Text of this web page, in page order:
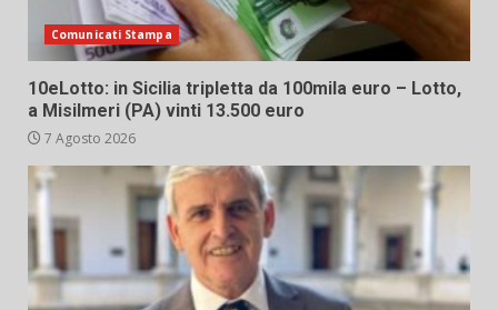
Comunicati Stampa
10eLotto: in Sicilia tripletta da 100mila euro – Lotto,
a Misilmeri (PA) vinti 13.500 euro
7 Agosto 2026